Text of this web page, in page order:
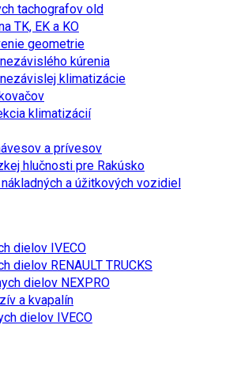
tachografov old
TK, EK a KO
geometrie
kúrenia
klimatizácie
klimatizácií
a prívesov
hlučnosti pre Rakúsko
a úžitkových vozidiel
dielov IVECO
dielov RENAULT TRUCKS
dielov NEXPRO
a kvapalín
dielov IVECO